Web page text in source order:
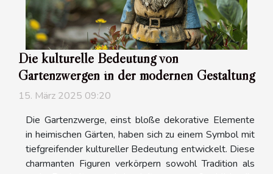
Die kulturelle Bedeutung von
Gartenzwergen in der modernen Gestaltung
15. März 2025 09:20
Die Gartenzwerge, einst bloße dekorative Elemente
in heimischen Gärten, haben sich zu einem Symbol mit
tiefgreifender kultureller Bedeutung entwickelt. Diese
charmanten Figuren verkörpern sowohl Tradition als